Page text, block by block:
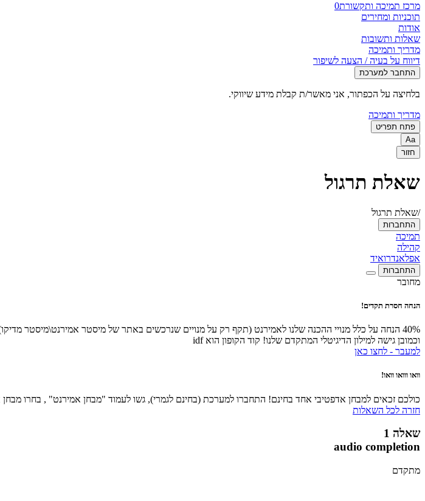
מרכז תמיכה ותקשורת0
תוכניות ומחירים
אודות
שאלות ותשובות
מדריך ותמיכה
דיווח על בעיה / הצעה לשיפור
התחבר למערכת
בלחיצה על הכפתור, אני מאשר/ת קבלת מידע שיווקי.
מדריך ותמיכה
פתח תפריט
Aa
חזור
שאלת תרגול
/שאלת תרגול
התחברות
תמיכה
קהילה
אפלאנדרואיד
התחברות
מחובר
הנחה חסרת תקדים!
40% הנחה על כלל מנויי ההכנה שלנו לאמירנט (תקף רק על מנויים שנרכשים באתר של מיסטר אמירנט\מיסטר
וכמובן גישה למילון הדיגיטלי המתקדם שלנו! קוד הקופון הוא idf
למעבר - לחצו כאן
וואו ווואו וואו!
כולכם זכאים למבחן אדפטיבי אחד בחינם! התחברו למערכת (בחינם לגמרי), גשו לעמוד "מבחן אמירנט" , בחרו מבחן
חזרה לכל השאלות
שאלה 1
audio completion
מתקדם